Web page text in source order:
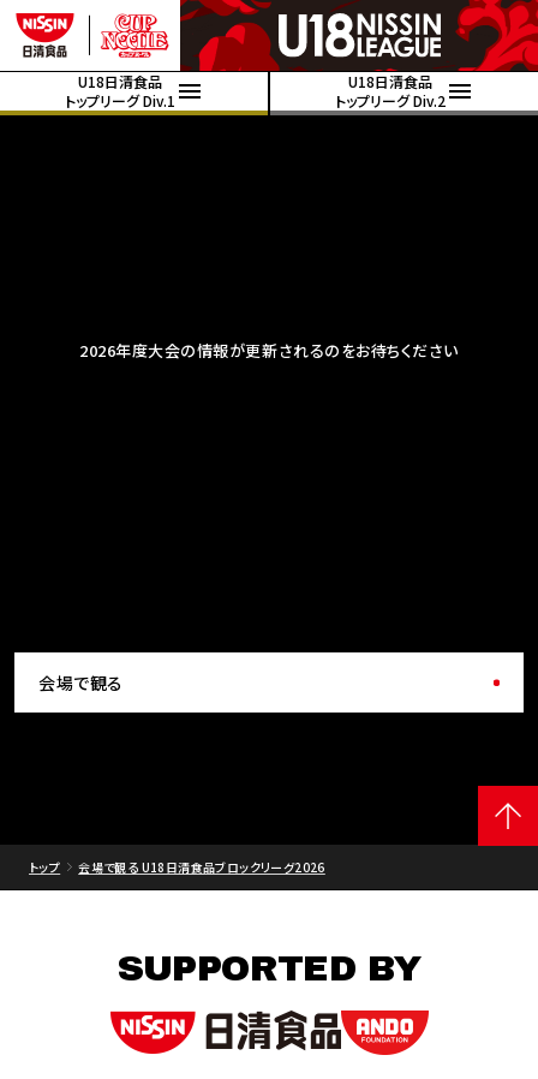
U18日清食品
トップリーグ Div.1
U18日清食品
トップリーグ Div.2
2026年度大会の情報が更新されるのをお待ちください
会場で観る
トップ 会場で観る U18日清食品ブロックリーグ2026
SUPPORTED BY